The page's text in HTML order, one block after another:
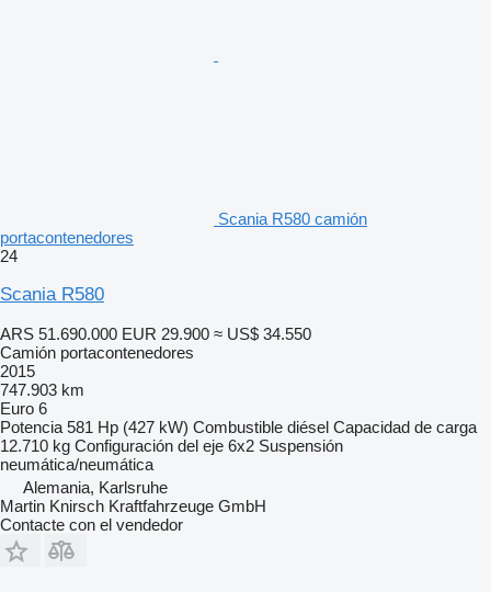
Scania R580 camión
portacontenedores
24
Scania R580
ARS 51.690.000 EUR 29.900 ≈ US$ 34.550
Camión portacontenedores
2015
747.903 km
Euro 6
Potencia 581 Hp (427 kW) Combustible diésel Capacidad de carga
12.710 kg Configuración del eje 6x2 Suspensión
neumática/neumática
Alemania, Karlsruhe
Martin Knirsch Kraftfahrzeuge GmbH
Contacte con el vendedor